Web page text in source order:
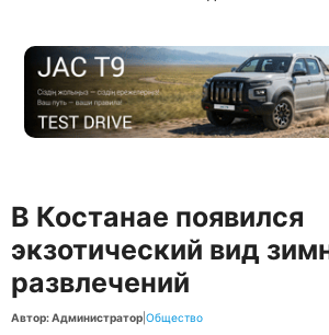
В Костанае появился
экзотический вид
развлечений
Автор: Администратор Общество